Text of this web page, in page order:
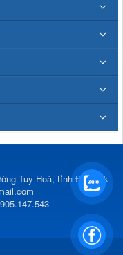
Tuy Hoà, tỉnh Đắk Lắk